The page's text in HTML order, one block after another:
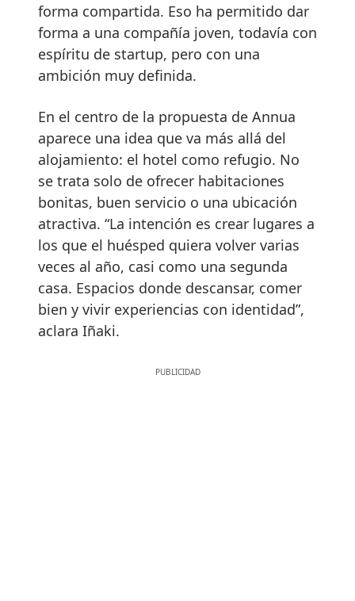
forma compartida. Eso ha permitido dar
forma a una compañía joven, todavía con
espíritu de startup, pero con una
ambición muy definida.
En el centro de la propuesta de Annua
aparece una idea que va más allá del
alojamiento: el hotel como refugio. No
se trata solo de ofrecer habitaciones
bonitas, buen servicio o una ubicación
atractiva. “La intención es crear lugares a
los que el huésped quiera volver varias
veces al año, casi como una segunda
casa. Espacios donde descansar, comer
bien y vivir experiencias con identidad”,
aclara Iñaki.